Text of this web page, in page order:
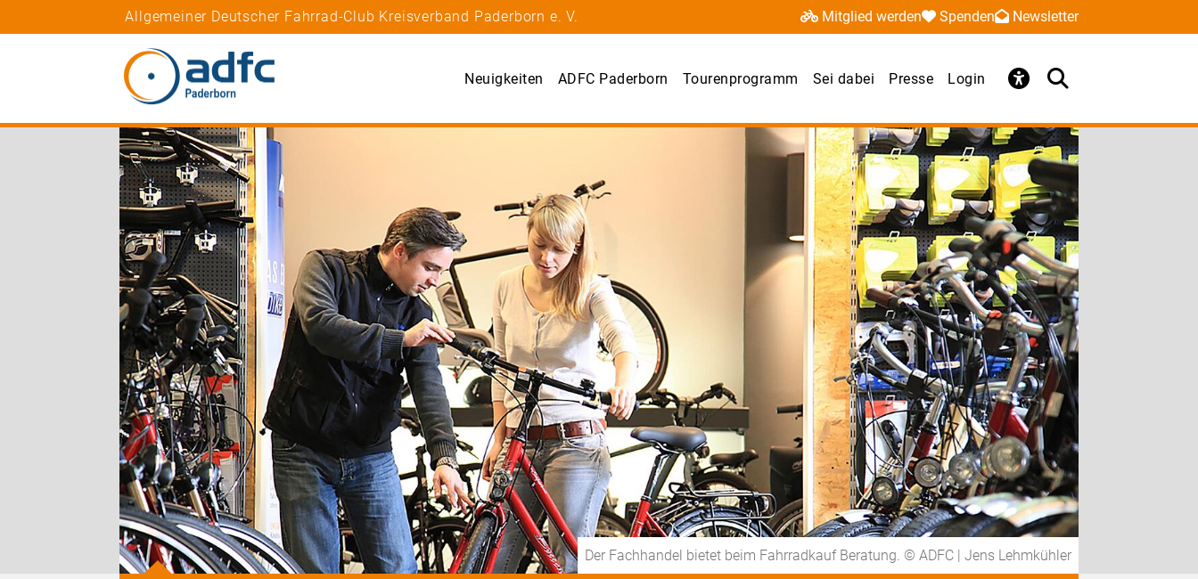
Allgemeiner Deutscher Fahrrad-Club Kreisverband Paderborn e. V. Mitglied werden Spenden Newsletter
Neuigkeiten ADFC Paderborn Tourenprogramm Sei dabei Presse Login
Der Fachhandel bietet beim Fahrradkauf Beratung. © ADFC | Jens Lehmkühler